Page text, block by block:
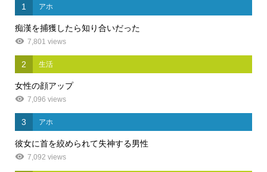
1 アホ
痴漢を捕獲したら知り合いだった
7,801 views
2 生活
女性の顔アップ
7,096 views
3 アホ
彼女に首を絞められて失神する男性
7,092 views